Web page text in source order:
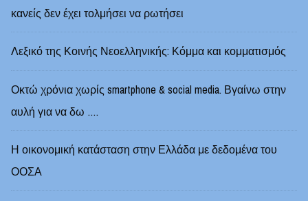
κανείς δεν έχει τολμήσει να ρωτήσει
Λεξικό της Κοινής Νεοελληνικής: Κόμμα και κομματισμός
Οκτώ χρόνια χωρίς smartphone & social media. Βγαίνω στην
αυλή για να δω ….
Η οικονομική κατάσταση στην Ελλάδα με δεδομένα του
ΟΟΣΑ